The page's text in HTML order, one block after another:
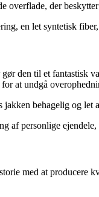
overflade, der
en let syntetisk
den til et fantastisk
at undgå
behagelig og
af personlige
med at